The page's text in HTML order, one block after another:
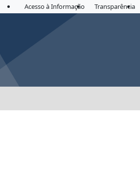
Acesso à Informação Transparência